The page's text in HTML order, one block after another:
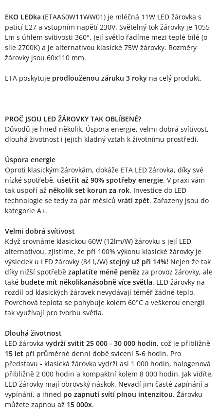
Popis produktu
EKO LEDka (ETAA60W11WW01) je mléčná 11W LED žárovka s
paticí E27 a vstupním napětí 230V. Světelný tok žárovky je 1055
Lm s úhlem svítivosti 360°. Její světlo řadíme mezi teplé bílé (o
síle 2700K) a je alternativou klasické 75W žárovky. Rozměry
žárovky jsou 60x110 mm.
ETA poskytuje prodlouženou záruku 3 roky na celý produkt.
PROČ JSOU LED ŽÁROVKY TAK OBLÍBENÉ?
Důvodů je hned několik. Úspora energie, velmi dobrá svítivost,
dlouhá životnost i jejich kladný vztah k životnímu prostředí.
Úspora energie
Oproti klasickým žárovkám, dokáže ETA LED žárovka, díky své
nízké spotřebě, ušetřit až 90% spotřeby energie. V praxi vám
tak uspoří až několik set korun za rok. Investice do LED
technologie se tedy za pár měsíců vrátí zpět. Zařazeny jsou do
kategorie A+.
Velmi dobrá svítivost
Když srovnáme klasickou 60W (12lm/W) žárovku s její LED
alternativou, zjistíme, že při 100% výkonu klasické žárovky je
výsledek u LED žárovky (84 l,/W) stejný už při 14%! Nejen že tak
díky nižší spotřebě zaplatíte méně peněz za provoz žárovky, ale
také budete mít několikanásobně více světla. LED žárovky na
rozdíl od klasických žárovek nevydávají téměř žádné teplo.
Povrchová teplota se pohybuje kolem 60°C a veškerou energii
tak využívají pro tvorbu světla.
Dlouhá životnost
LED žárovka vydrží svítit 25 000 - 30 000 hodin, což je přibližně
15 let při průměrné denní době svícení 5-6 hodin. Pro
představu - klasická žárovka vydrží asi 1 000 hodin, halogenová
přibližně 2 000 hodin a kompaktní kolem 8 000 hodin. Jak vidíte,
LED žárovky mají obrovský náskok. Nevadí jim časté zapínání a
vypínání, a ihned po zapnutí svítí plnou intenzitou. Žárovku
můžete zapnou až 15 000x.